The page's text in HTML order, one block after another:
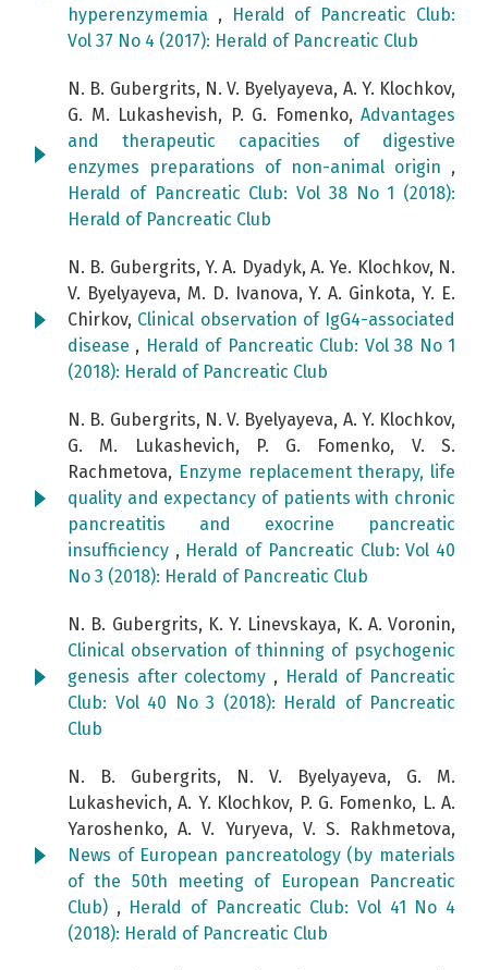
hyperenzymemia ,
Herald of Pancreatic Club:
Vol 37 No 4 (2017): Herald of Pancreatic Club
N. B. Gubergrits, N. V. Byelyayeva, A. Y. Klochkov,
G. М. Lukashevish, P. G. Fomenko, Advantages
and therapeutic capacities of digestive
enzymes preparations of non-animal origin ,
Herald of Pancreatic Club: Vol 38 No 1 (2018):
Herald of Pancreatic Club
N. B. Gubergrits, Y. А. Dyadyk, A. Ye. Klochkov, N.
V. Byelyayeva, M. D. Ivanova, Y. А. Ginkota, Y. E.
Chirkov, Clinical observation of IgG4-associated
disease , Herald of Pancreatic Club: Vol 38 No 1
(2018): Herald of Pancreatic Club
N. B. Gubergrits, N. V. Byelyayeva, А. Y. Klochkov,
G. М. Lukashevich, P. G. Fomenko, V. S.
Rachmetova, Enzyme replacement therapy, life
quality and expectancy of patients with chronic
pancreatitis and exocrine pancreatic
insufficiency , Herald of Pancreatic Club: Vol 40
No 3 (2018): Herald of Pancreatic Club
N. B. Gubergrits, K. Y. Linevskaya, K. A. Voronin,
Clinical observation of thinning of psychogenic
genesis after colectomy , Herald of Pancreatic
Club: Vol 40 No 3 (2018): Herald of Pancreatic
Club
N. B. Gubergrits, N. V. Byelyayeva, G. M.
Lukashevich, A. Y. Klochkov, P. G. Fomenko, L. A.
Yaroshenko, A. V. Yuryeva, V. S. Rakhmetova,
News of European pancreatology (by materials
of the 50th meeting of European Pancreatic
Club) , Herald of Pancreatic Club: Vol 41 No 4
(2018): Herald of Pancreatic Club